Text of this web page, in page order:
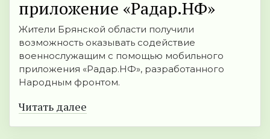
приложение «Радар.НФ»
Жители Брянской области получили
возможность оказывать содействие
военнослужащим с помощью мобильного
приложения «Радар.НФ», разработанного
Народным фронтом.
Читать далее